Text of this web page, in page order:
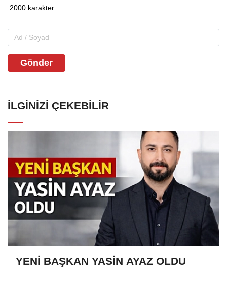
Gönder
İLGINIZI ÇEKEBILIR
YENİ BAŞKAN YASİN AYAZ OLDU